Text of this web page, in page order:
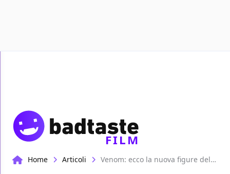
FILM
Home Articoli Venom: ecco la nuova figure del simbionte targata Hot Toys